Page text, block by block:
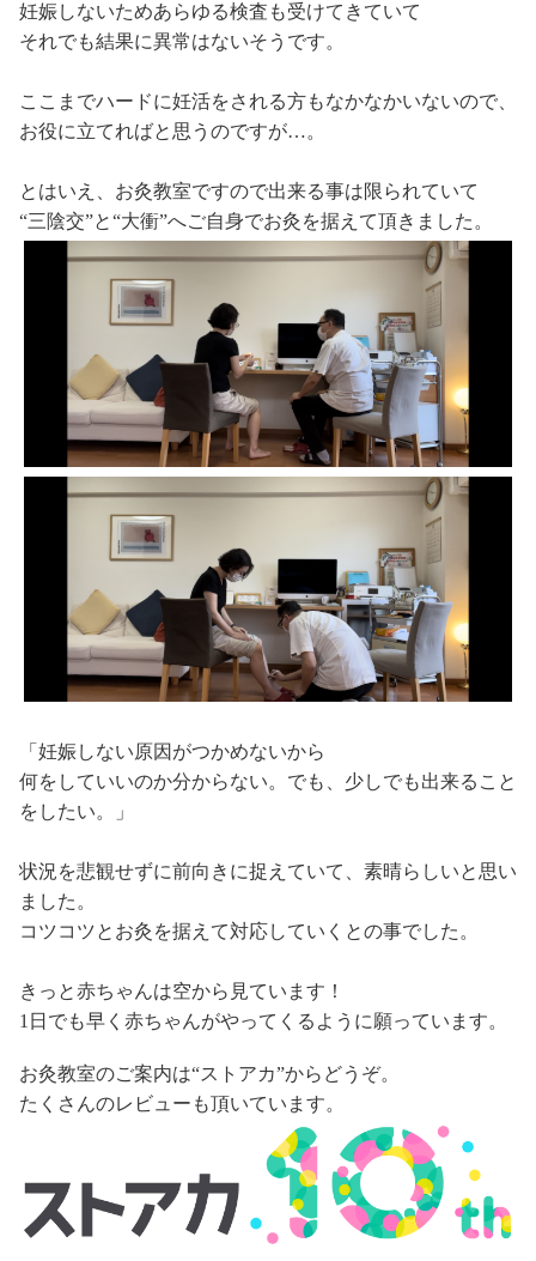
妊娠しないためあらゆる検査も受けてきていて
それでも結果に異常はないそうです。
ここまでハードに妊活をされる方もなかなかいないので、
お役に立てればと思うのですが…。
とはいえ、お灸教室ですので出来る事は限られていて
“三陰交”と“大衝”へご自身でお灸を据えて頂きました。
「妊娠しない原因がつかめないから
何をしていいのか分からない。でも、少しでも出来ること
をしたい。」
状況を悲観せずに前向きに捉えていて、素晴らしいと思い
ました。
コツコツとお灸を据えて対応していくとの事でした。
きっと赤ちゃんは空から見ています！
1日でも早く赤ちゃんがやってくるように願っています。
お灸教室のご案内は“ストアカ”からどうぞ。
たくさんのレビューも頂いています。